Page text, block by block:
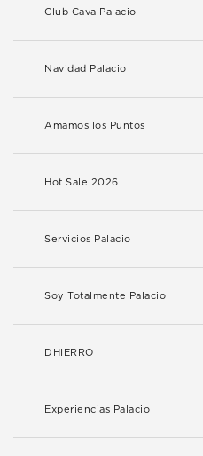
Club Cava Palacio
Navidad Palacio
Amamos los Puntos
Hot Sale 2026
Servicios Palacio
Soy Totalmente Palacio
DHIERRO
Experiencias Palacio